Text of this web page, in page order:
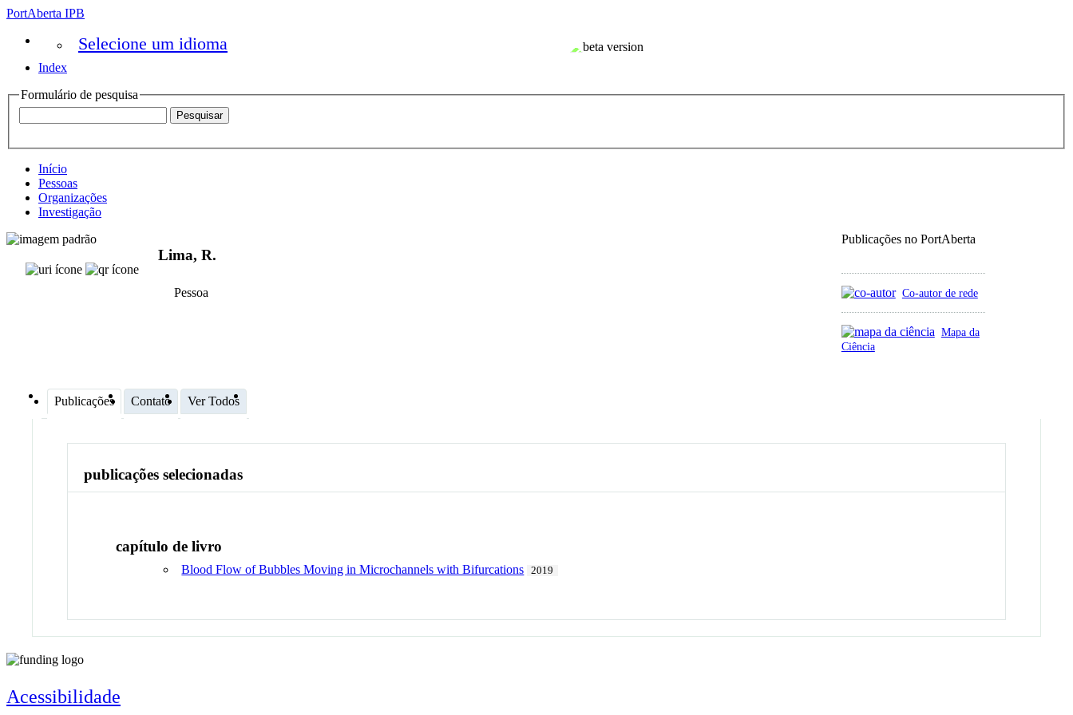
PortAberta IPB
Selecione um idioma
Index
Formulário de pesquisa
Início
Pessoas
Organizações
Investigação
Publicações no PortAberta
Co-autor de rede
Mapa da
Ciência
Lima, R.
Pessoa
Publicações Contato Ver Todos
publicações selecionadas
capítulo de livro
Blood Flow of Bubbles Moving in Microchannels with Bifurcations 2019
Acessibilidade